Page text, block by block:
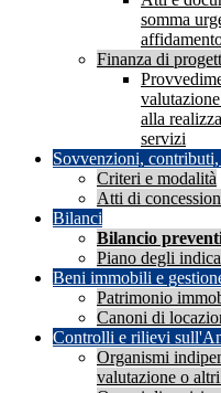
somma
Finanza di
alla
servizi
Sovvenzioni,
Criteri e modalità
Atti di
Bilanci
Bilancio
Piano degli
Beni immobili e
Patrimonio
Canoni di
Controlli e rilievi
Organismi
valutazione o